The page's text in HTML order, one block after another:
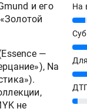
и его
—
Na
не
На
7%
8%
10%
3%